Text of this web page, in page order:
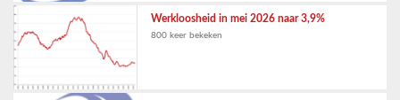
Werkloosheid in mei 2026 naar 3,9%
800 keer bekeken